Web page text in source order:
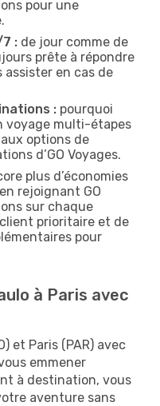
pour une
: de jour comme de
prête à répondre
assister en cas de
: pourquoi
voyage multi-étapes
options de
d’GO Voyages.
plus d’économies
rejoignant GO
sur chaque
prioritaire et de
pour
à Paris avec
et Paris (PAR) avec
emmener
à destination, vous
aventure sans